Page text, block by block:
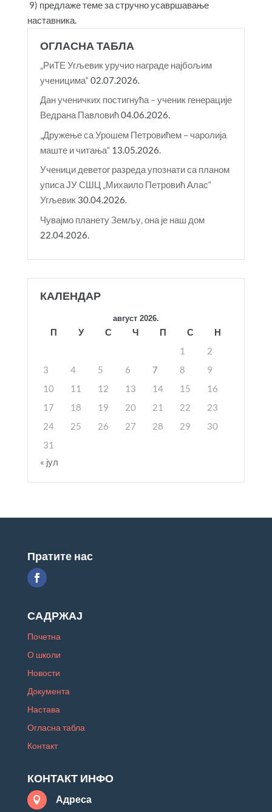
9) предлаже теме за стручно усавршавање
наставника.
ОГЛАСНА ТАБЛА
„РиТЕ Угљевик уручио награде најбољим
ученицима“02.07.2026.
Дан ученичких постигнућа – ученик генерације
Ведрана Павловић04.06.2026.
„Дружење са Урошем Петровићем – чаролија
маште и читања“ 13.05.2026.
Ученици деветог разреда упознати са планом
уписа ЈУ СШЦ „Михаило Петровић Алас“
Угљевик 30.04.2026.
Чувајмо планету Земљу, она је наш дом
22.04.2026.
КАЛЕНДАР
август 2026.
П У С Ч П С
Н
1
2
3
4 5 6 7 8
9
10
11 12 13 14 15
16
17
18 19 20 21 22
23
24
25 26 27 28 29
30
31
« јул
Пратите нас
САДРЖАЈ
Почетна
О школи
Новости
Документа
Настава
Огласна табла
Контакт
КОНТАКТ ИНФО
 Адреса